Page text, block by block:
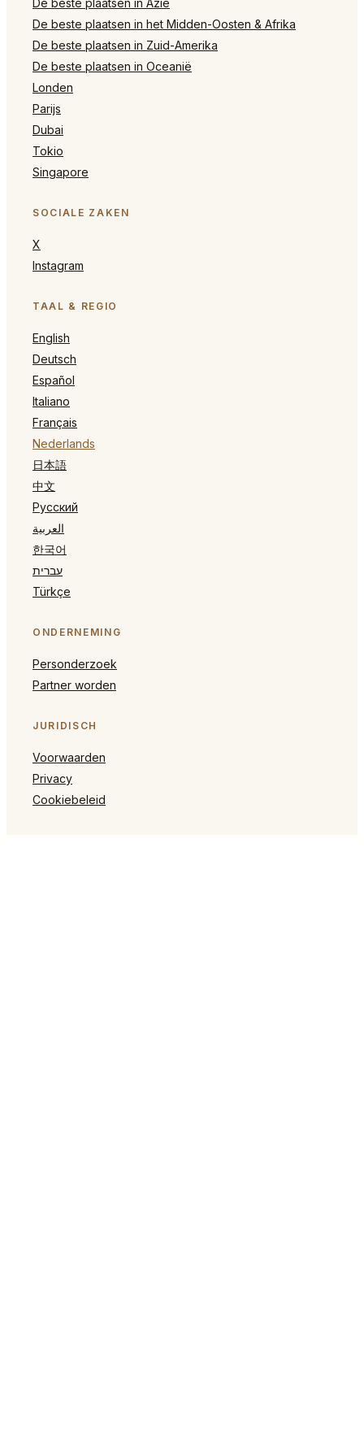
De beste plaatsen in het Midden-Oosten & Afrika
De beste plaatsen in Zuid-Amerika
De beste plaatsen in Oceanië
Londen
Parijs
Dubai
Tokio
Singapore
SOCIALE ZAKEN
X
Instagram
TAAL & REGIO
English
Deutsch
Español
Italiano
Français
Nederlands
日本語
中文
Русский
العربية
한국어
עברית
Türkçe
ONDERNEMING
Personderzoek
Partner worden
JURIDISCH
Voorwaarden
Privacy
Cookiebeleid